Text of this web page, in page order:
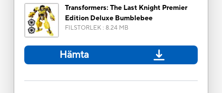
Transformers: The Last Knight Premier
Edition Deluxe Bumblebee
FILSTORLEK: 8.24 MB
Hämta